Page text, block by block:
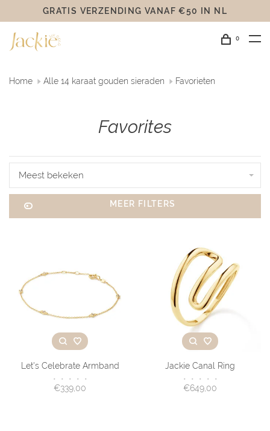
GRATIS VERZENDING VANAF €50 IN NL
0
Home Alle 14 karaat gouden sieraden Favorieten
Favorites
Meest bekeken
MEER FILTERS
Let's Celebrate Armband
• • • • •
€339,00
Jackie Canal Ring
• • • • •
€649,00